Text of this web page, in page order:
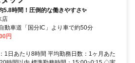
5.8時間！圧倒的な働きやすさ✨
店
動車道「国分IC」より車で約50分
円
1日あたり8時間 平均勤務日数：1ヶ月あた